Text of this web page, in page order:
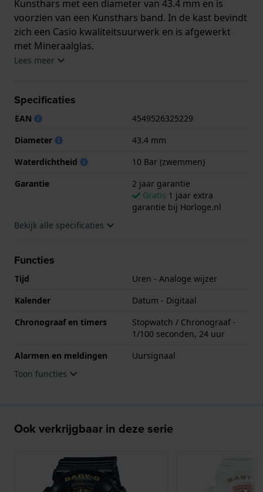
Kunsthars met een diameter van 43.4 mm en is
voorzien van een Kunsthars band. In de kast bevindt
zich een Casio kwaliteitsuurwerk en is afgewerkt
met Mineraalglas.
horloge geleverd met 2 jaar garantie.
Lees meer
Specificaties
EAN
4549526325229
Diameter
43.4 mm
Waterdichtheid
10 Bar (zwemmen)
Garantie
2 jaar garantie
Gratis 1 jaar extra
garantie bij Horloge.nl
Bekijk alle specificaties
Functies
Tijd
Uren - Analoge wijzer
Kalender
Datum - Digitaal
Chronograaf en timers
Stopwatch / Chronograaf -
1/100 seconden, 24 uur
Alarmen en meldingen
Uursignaal
Toon functies
Ook verkrijgbaar in deze serie